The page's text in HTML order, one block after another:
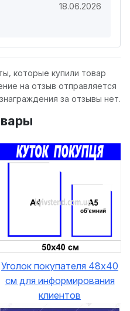
18.06.2026
которые купили товар
на отзыв отправляется
за отзывы нет.
Уголок покупателя 48х40
см для информирования
клиентов